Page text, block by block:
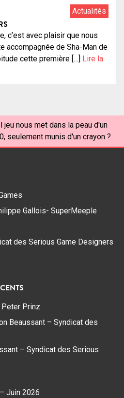
Actualités
c’est avec plaisir que nous
accompagnée de Sha-Man de
cette première […] Lire la
jeu nous met dans la peau d'un
seulement munis d'un crayon ?
Gallois- SuperMeeple
des Serious Game Designers
Prinz
Beaussant – Syndicat des
– Syndicat des Serious
Juin 2026